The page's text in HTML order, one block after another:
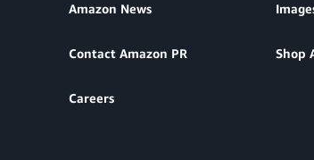
Amazon News
Contact Amazon PR Shop
Careers